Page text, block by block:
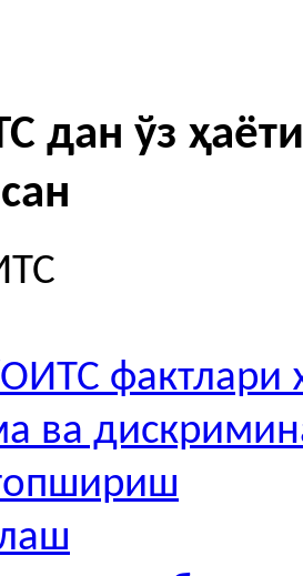
дан ўз
фактлари
ва